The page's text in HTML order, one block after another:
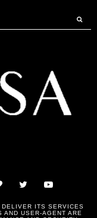
ITS SERVICES
AND USER-AGENT ARE